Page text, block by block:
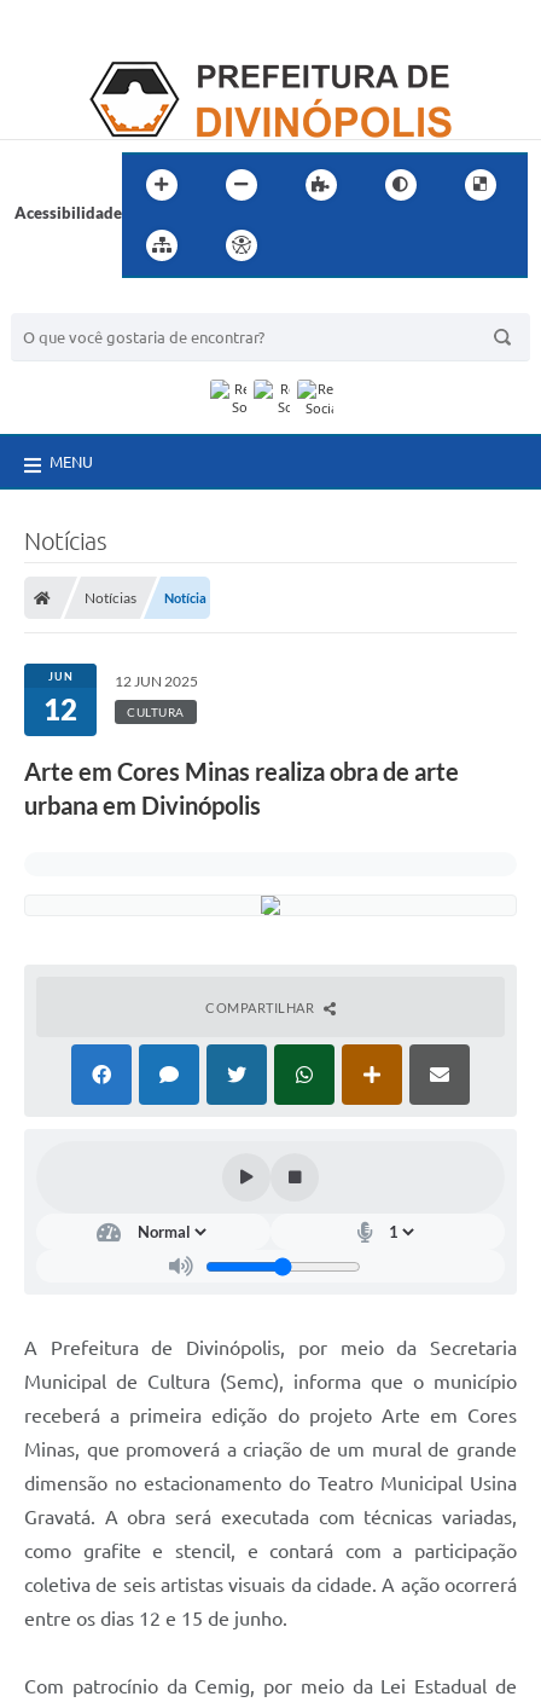
Acessibilidade
MENU
Notícias
Notícias Notícia
JUN
12
12 JUN 2025
CULTURA
Arte em Cores Minas realiza obra de arte
urbana em Divinópolis
COMPARTILHAR
A Prefeitura de Divinópolis, por meio da Secretaria
Municipal de Cultura (Semc), informa que o município
receberá a primeira edição do projeto Arte em Cores
Minas, que promoverá a criação de um mural de grande
dimensão no estacionamento do Teatro Municipal Usina
Gravatá. A obra será executada com técnicas variadas,
como grafite e stencil, e contará com a participação
coletiva de seis artistas visuais da cidade. A ação ocorrerá
entre os dias 12 e 15 de junho.
Com patrocínio da Cemig, por meio da Lei Estadual de